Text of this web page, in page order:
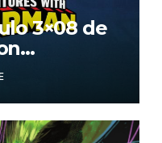
3×08 de